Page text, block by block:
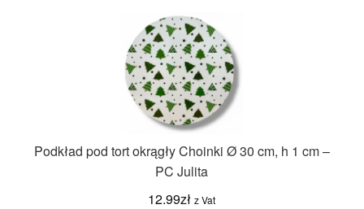
Podkład pod tort okrągły Choinki Ø 30 cm, h 1 cm –
PC Julita
12.99zł z Vat